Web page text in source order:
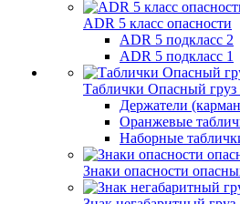
ADR 5 класс опасности
ADR 5 подкласс 2
ADR 5 подкласс 1
Таблички Опасный груз
Держатели
Оранжевые
Наборные
Знаки опасности